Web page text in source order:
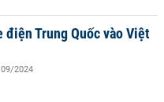
điện Trung Quốc vào Việt
2024